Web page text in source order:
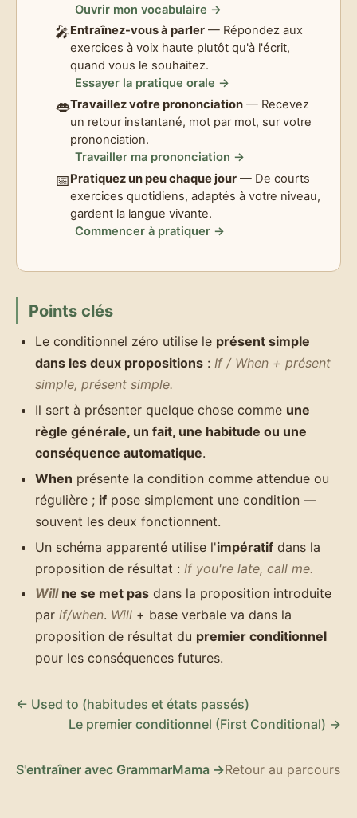
Ouvrir mon vocabulaire →
🎤Entraînez-vous à parler — Répondez aux
exercices à voix haute plutôt qu'à l'écrit,
quand vous le souhaitez.
Essayer la pratique orale →
👄Travaillez votre prononciation — Recevez
un retour instantané, mot par mot, sur votre
prononciation.
Travailler ma prononciation →
📅Pratiquez un peu chaque jour — De courts
exercices quotidiens, adaptés à votre niveau,
gardent la langue vivante.
Commencer à pratiquer →
Points clés
Le conditionnel zéro utilise le présent simple
dans les deux propositions : If / When + présent
simple, présent simple.
Il sert à présenter quelque chose comme une
règle générale, un fait, une habitude ou une
conséquence automatique.
When présente la condition comme attendue ou
régulière ; if pose simplement une condition —
souvent les deux fonctionnent.
Un schéma apparenté utilise l'impératif dans la
proposition de résultat : If you're late, call me.
Willne se met pas dans la proposition introduite
par if/when. Will + base verbale va dans la
proposition de résultat du premier conditionnel
pour les conséquences futures.
← Used to (habitudes et états passés)
Le premier conditionnel (First Conditional) →
S'entraîner avec GrammarMama →Retour au parcours